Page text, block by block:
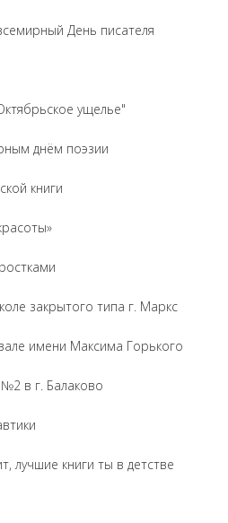
День писателя
ущелье"
днём поэзии
книги
закрытого типа г. Маркс
имени Максима Горького
в г. Балаково
лучшие книги ты в детстве